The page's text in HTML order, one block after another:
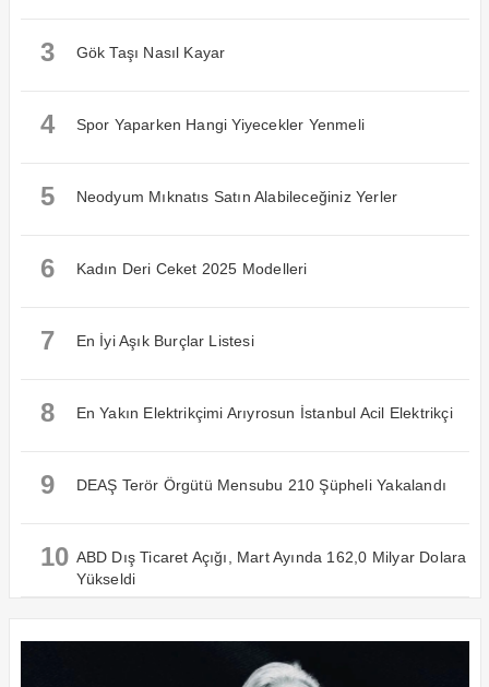
3 Gök Taşı Nasıl Kayar
4 Spor Yaparken Hangi Yiyecekler Yenmeli
5 Neodyum Mıknatıs Satın Alabileceğiniz Yerler
6 Kadın Deri Ceket 2025 Modelleri
7 En İyi Aşık Burçlar Listesi
8 En Yakın Elektrikçimi Arıyrosun İstanbul Acil Elektrikçi
9 DEAŞ Terör Örgütü Mensubu 210 Şüpheli Yakalandı
10 ABD Dış Ticaret Açığı, Mart Ayında 162,0 Milyar Dolara
Yükseldi